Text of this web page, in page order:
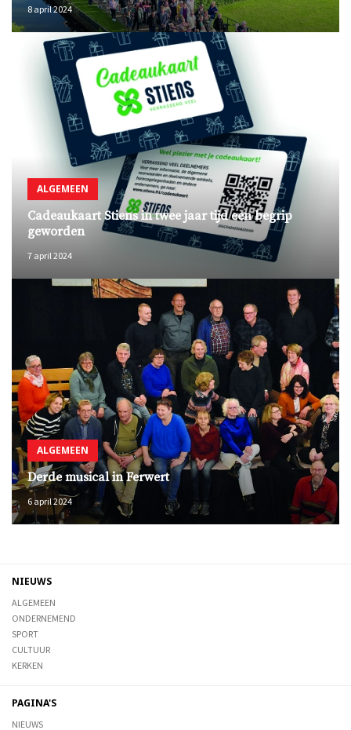
8 april 2024
ALGEMEEN
Cadeaukaart Stiens in twee jaar tijd een begrip
geworden
7 april 2024
ALGEMEEN
Derde musical in Ferwert
6 april 2024
NIEUWS
ALGEMEEN
ONDERNEMEND
SPORT
CULTUUR
KERKEN
PAGINA'S
NIEUWS